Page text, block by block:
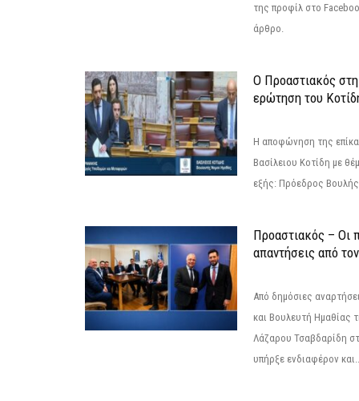
της προφίλ στο
άρθρο.
Ο Προαστιακός
ερώτηση του
Η αποφώνηση της
Βασίλειου Κοτίδη με
εξής: Πρόεδρος
Προαστιακός – Οι
απαντήσεις από
Από δημόσιες
και Βουλευτή Ημαθίας
Λάζαρου Τσαβδαρίδη
υπήρξε ενδιαφέρον